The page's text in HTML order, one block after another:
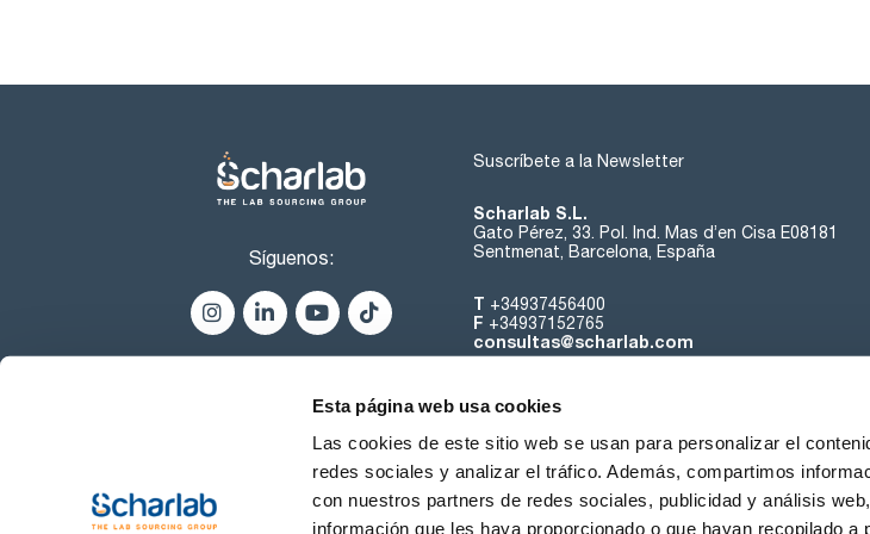
Esta página web usa cookies
Las cookies de este sitio web se usan para personalizar el
redes sociales y analizar el tráfico. Además, compartimos
con nuestros partners de redes sociales, publicidad y análisis
información que les haya proporcionado o que hayan recopilado
Síguenos:
Suscríbete a la Newsletter
Scharlab S.L.
Gato Pérez, 33. Pol. Ind. Mas d’en Cisa E08181
Sentmenat, Barcelona, España
T +34937456400
F +34937152765
consultas@scharlab.com
Sobre nosotros Contacta